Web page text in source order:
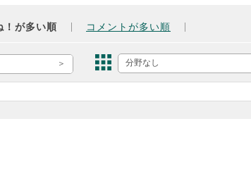
！が多い順 コメントが多い順
分野なし